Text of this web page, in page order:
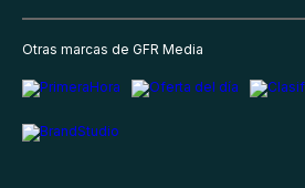
Otras marcas de GFR Media